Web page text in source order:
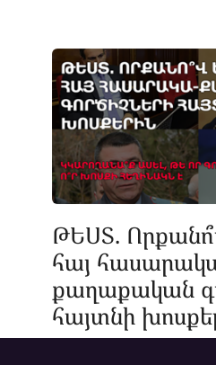
ԹԵՍՏ.
հայ
քաղաքական
հայտնի